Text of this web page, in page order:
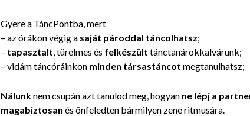
Gyere a TáncPontba, mert
– az órákon végig a saját pároddal táncolhatsz;
– tapasztalt , türelmes és felkészült tánctanárokkalvárunk;
– vidám táncóráinkon minden társastáncot megtanulhatsz;
Nálunknem csupán azt tanulod meg, hogyan ne lépj a
magabiztosan és önfeledten bármilyen zene ritmusára.